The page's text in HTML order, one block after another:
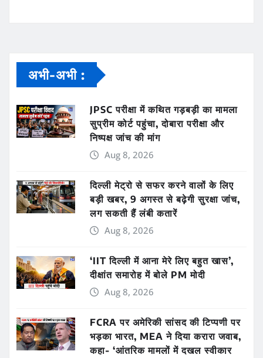
अभी-अभी :
JPSC परीक्षा में कथित गड़बड़ी का मामला
सुप्रीम कोर्ट पहुंचा, दोबारा परीक्षा और
निष्पक्ष जांच की मांग
Aug 8, 2026
दिल्ली मेट्रो से सफर करने वालों के लिए
बड़ी खबर, 9 अगस्त से बढ़ेगी सुरक्षा जांच,
लग सकती हैं लंबी कतारें
Aug 8, 2026
‘IIT दिल्ली में आना मेरे लिए बहुत खास’,
दीक्षांत समारोह में बोले PM मोदी
Aug 8, 2026
FCRA पर अमेरिकी सांसद की टिप्पणी पर
भड़का भारत, MEA ने दिया करारा जवाब,
कहा- ‘आंतरिक मामलों में दखल स्वीकार